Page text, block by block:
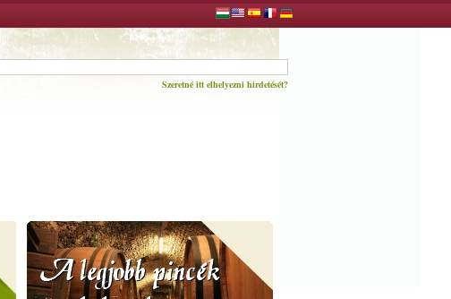
Szeretné itt elhelyezni hirdetését?